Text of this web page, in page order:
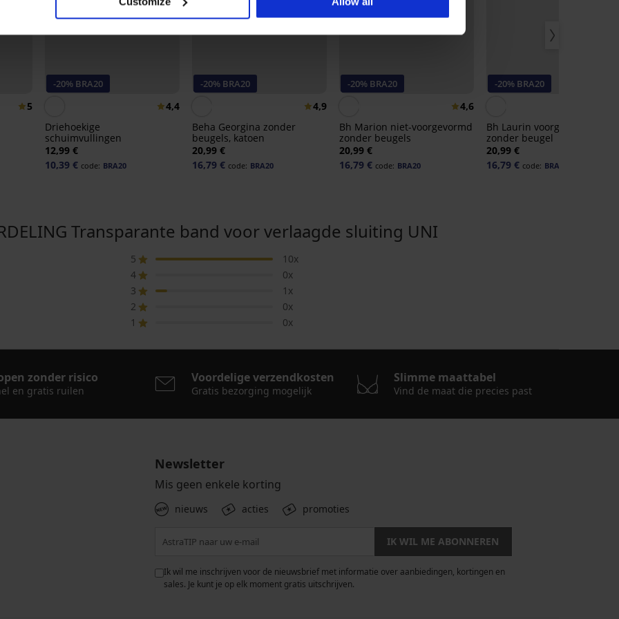
5
-20% BRA20
4,4
Driehoekige
schuimvullingen
12,99 €
10,39 € code: BRA20
-20% BRA20
4,9
Beha Georgina zonder
beugels, katoen
20,99 €
16,79 € code: BRA20
-20% BRA20
4,6
Bh Marion niet-voorgevormd
zonder beugels
20,99 €
16,79 € code: BRA20
-20% BRA20
Bh Laurin voorgevormd
zonder beugel
20,99 €
16,79 € code: BRA20
Transparante band voor verlaagde sluiting UNI
5
10x
4
0x
3
1x
2
0x
1
0x
zonder risico
en gratis ruilen
Voordelige verzendkosten
Gratis bezorging mogelijk
Slimme maattabel
Vind de maat die precies past
Newsletter
Mis geen enkele korting
nieuws acties promoties
IK WIL ME ABONNEREN
Ik wil me inschrijven voor de nieuwsbrief met informatie over aanbiedingen, kortingen en
sales. Je kunt je op elk moment gratis uitschrijven.